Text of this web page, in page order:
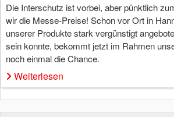
Die Interschutz ist vorbei, aber pünktlich
wir die Messe-Preise! Schon vor Ort in
unserer Produkte stark vergünstigt
sein konnte, bekommt jetzt im Rahmen
noch einmal die Chance.
Weiterlesen